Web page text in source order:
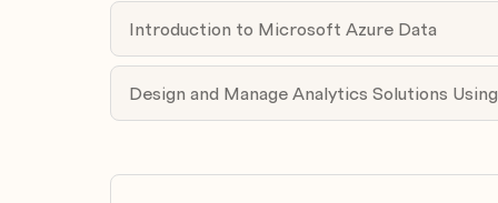
Create and manage PowerBI assets
Administer and govern Microsoft Fabric
Administer a Microsoft Fabric environment
Introduction to Microsoft Azure Data
Design and Manage Analytics Solutions